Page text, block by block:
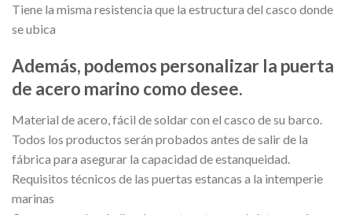
Tiene la misma resistencia que la estructura del casco donde
se ubica
Además, podemos personalizar la puerta
de acero marino como desee.
Material de acero, fácil de soldar con el casco de su barco.
Todos los productos serán probados antes de salir de la
fábrica para asegurar la capacidad de estanqueidad.
Requisitos técnicos de las puertas estancas a la intemperie
marinas